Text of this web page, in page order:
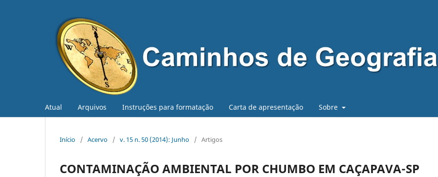
Atual Arquivos Instruções para formatação Carta de apresentação Sobre
Início / Acervo / v. 15 n. 50 (2014): Junho / Artigos
CONTAMINAÇÃO AMBIENTAL POR CHUMBO EM CAÇAPAVA-SP